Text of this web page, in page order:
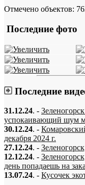
Отмечено объектов:
Последние фото
Последние
31.12.24. -
успокаивающий шум
30.12.24. -
декабря 2024 г.
27.12.24. -
12.12.24. -
день попадаешь на
13.07.24. - Кусочек